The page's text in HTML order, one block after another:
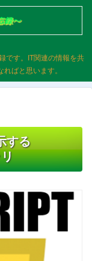
です。IT関連の情報を共
ばと思います。
する